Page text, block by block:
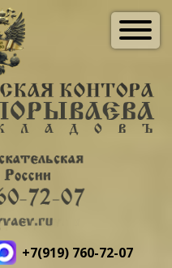
+7(919) 760-72-07